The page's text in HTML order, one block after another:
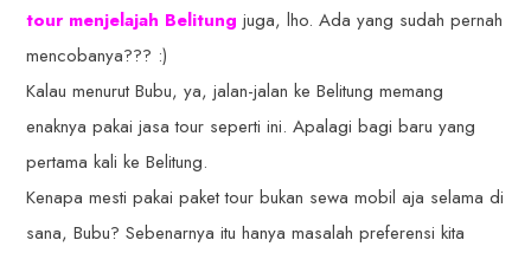
tour menjelajah Belitung juga, lho. Ada yang sudah pernah
mencobanya??? :)
Kalau menurut Bubu, ya, jalan-jalan ke Belitung memang
enaknya pakai jasa tour seperti ini. Apalagi bagi baru yang
pertama kali ke Belitung.
Kenapa mesti pakai paket tour bukan sewa mobil aja selama di
sana, Bubu? Sebenarnya itu hanya masalah preferensi kita